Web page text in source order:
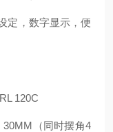
定，数字显示，便
（同时摆角4